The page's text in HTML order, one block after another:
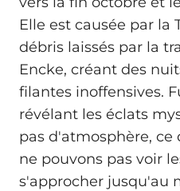
Elle est causée par la
débris laissés par la
Encke, créant des
filantes inoffensives.
révélant les éclats
pas d'atmosphère,
ne pouvons pas voir
s'approcher jusqu'au